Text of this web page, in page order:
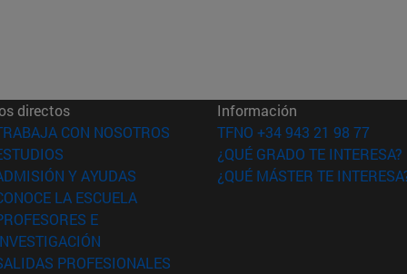
directos
CON NOSOTROS (abre en nueva ventana)
(abre en nueva ventana)
Y AYUDAS (abre en nueva ventana)
LA ESCUELA(abre en nueva ventana)
E
PROFESIONALES
Información
TFNO +34 943 21 98 77
¿QUÉ GRADO TE INTERESA?
¿QUÉ MÁSTER TE